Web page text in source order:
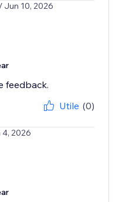
/ Jun 10, 2026
feedback.
Utile (0)
4, 2026